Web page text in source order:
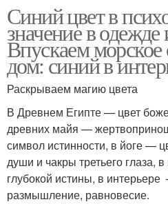
Синий цвет в
значение в одежде
Впускаем морское
дом: синий в
Раскрываем магию цвета
В Древнем Египте — цвет
древних майя —
символ истинности, в йоге —
души и чакры третьего глаза,
глубокой истины, в
размышление, равновесие.